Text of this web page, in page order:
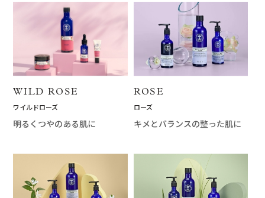
WILD ROSE
ワイルドローズ
明るくつやのある肌に
ROSE
ローズ
キメとバランスの整った肌に